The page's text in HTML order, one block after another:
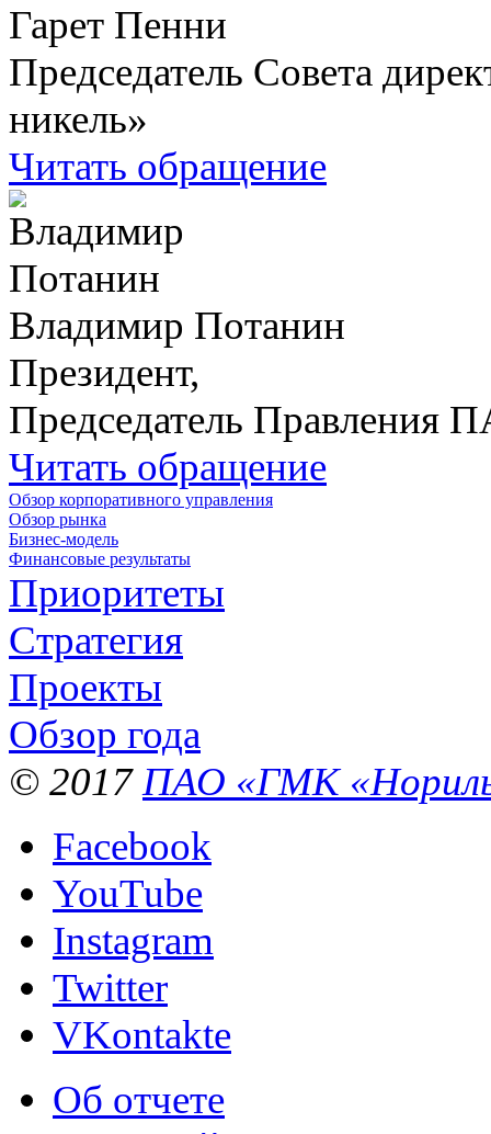
Гарет Пенни
Председатель Совета
никель»
Читать обращение
Владимир Потанин
Президент,
Председатель Правления
Читать обращение
Обзор корпоративного управления
Обзор рынка
Бизнес-модель
Финансовые результаты
Приоритеты
Стратегия
Проекты
Обзор года
© 2017 ПАО «ГМК
Facebook
YouTube
Instagram
Twitter
VKontakte
Об отчете